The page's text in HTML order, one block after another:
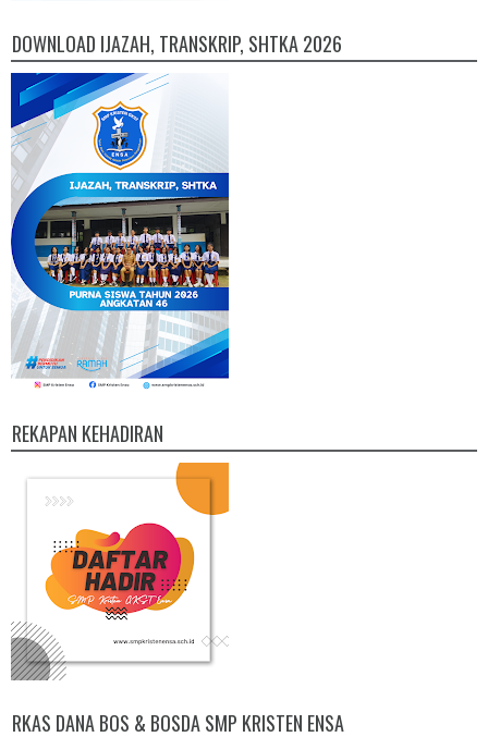
DOWNLOAD IJAZAH, TRANSKRIP, SHTKA 2026
REKAPAN KEHADIRAN
RKAS DANA BOS & BOSDA SMP KRISTEN ENSA